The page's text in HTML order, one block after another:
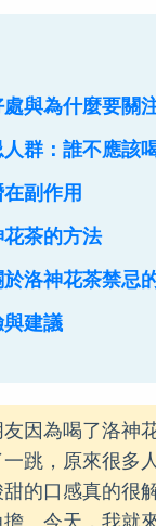
與為什麼要關
群：誰不應該
副作用
茶的方法
洛神花茶禁忌
建議
因為喝了洛神
跳，原來很多
的口感真的很
。今天，我就